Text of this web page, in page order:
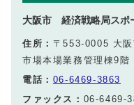
大阪市 経済戦略局スポ
住所： 〒553-0005 大
市場本場業務管理棟9階
電話： 06-6469-3863
ファックス： 06-6469-